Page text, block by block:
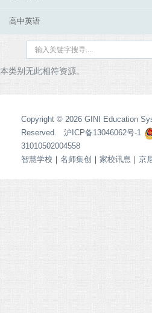
高中英语
本类别无此相符资源。
Copyright © 2026 GINI Education
Reserved. 沪ICP备13046062号-1
31010502004558
智慧学校 ｜ 名师集创 ｜ 家校讯息 ｜ 京